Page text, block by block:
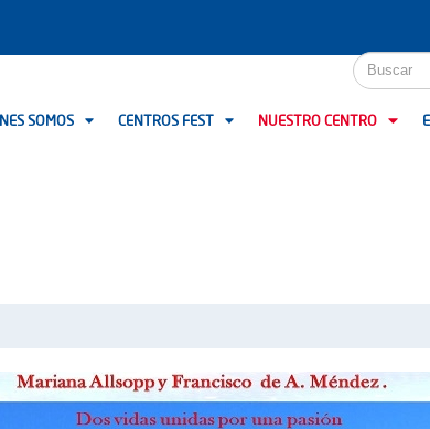
SOMOS CENTROS FEST NUESTRO CENTRO